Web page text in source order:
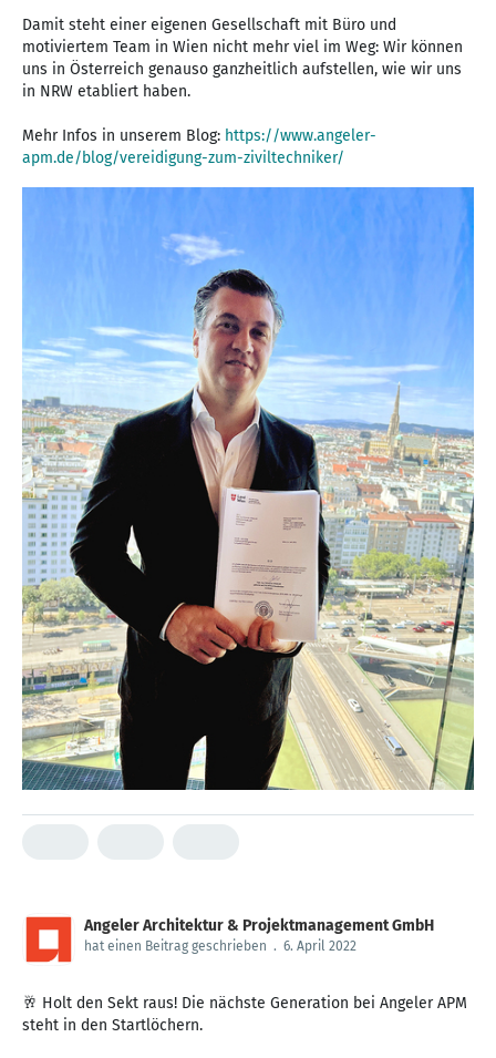
Damit steht einer eigenen Gesellschaft mit Büro und
motiviertem Team in Wien nicht mehr viel im Weg: Wir können
uns in Österreich genauso ganzheitlich aufstellen, wie wir uns
in NRW etabliert haben.
Mehr Infos in unserem Blog: https://www.angeler-
apm.de/blog/vereidigung-zum-ziviltechniker/
Angeler Architektur & Projektmanagement GmbH
hat einen Beitrag geschrieben . 6. April 2022
🥂 Holt den Sekt raus! Die nächste Generation bei Angeler APM
steht in den Startlöchern.